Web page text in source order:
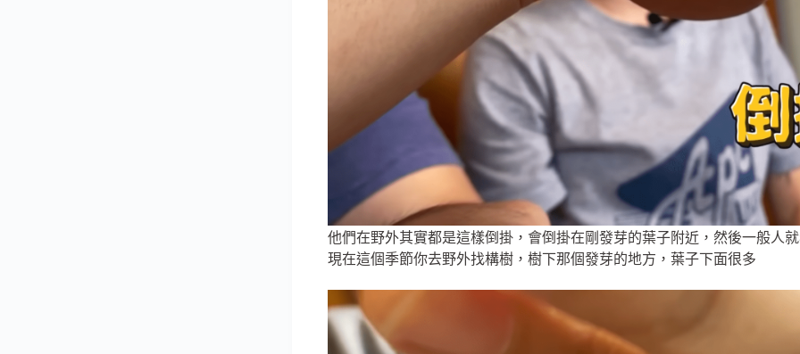
他們在野外其實都是這樣倒掛，會倒掛在剛發芽的葉子附近，然後一般人
現在這個季節你去野外找構樹，樹下那個發芽的地方，葉子下面很多